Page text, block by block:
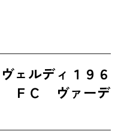
ェルディ１９６
ＦＣ ヴァーデ